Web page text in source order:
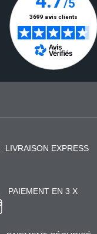
LIVRAISON EXPRESS
PAIEMENT EN 3 X